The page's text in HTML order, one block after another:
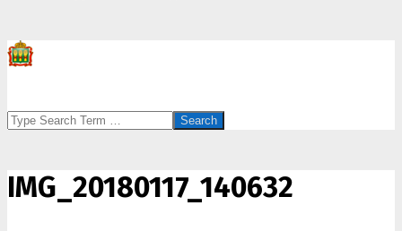
Search
IMG_20180117_140632